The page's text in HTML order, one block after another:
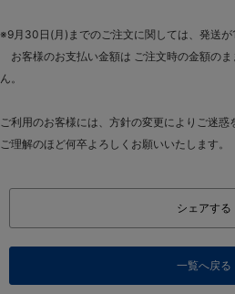
※9月30日(月)までのご注文に関しては、発送
お客様のお支払い金額は ご注文時の金額の
ん。
ご利用のお客様には、方針の変更によりご迷惑
ご理解のほど何卒よろしくお願いいたします。
シェアする
一覧へ戻る